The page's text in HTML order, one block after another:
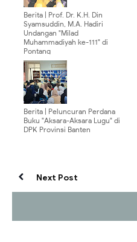
Berita | Prof. Dr. K.H. Din
Syamsuddin, M.A. Hadiri
Undangan "Milad
Muhammadiyah ke-111" di
Pontang
Berita | Peluncuran Perdana
Buku "Aksara-Aksara Lugu" di
DPK Provinsi Banten
Next Post